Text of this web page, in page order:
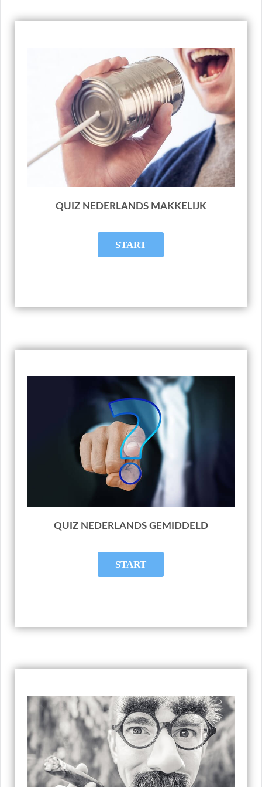
QUIZ NEDERLANDS MAKKELIJK
QUIZ NEDERLANDS GEMIDDELD